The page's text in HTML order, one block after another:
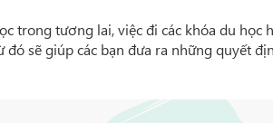
trong tương lai, việc đi các khóa du học
sẽ giúp các bạn đưa ra những quyết